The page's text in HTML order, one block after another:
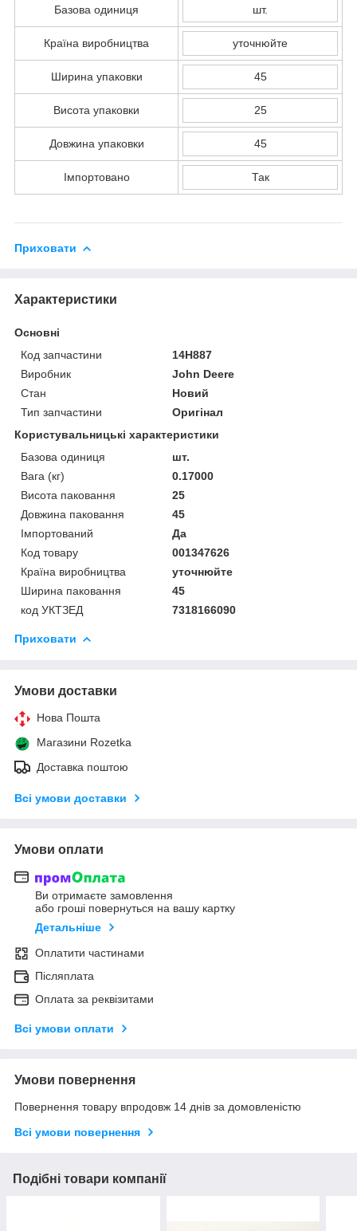
Базова одиниця шт.
Країна виробництва уточнюйте
Ширина упаковки 45
Висота упаковки 25
Довжина упаковки 45
Імпортовано Так
Приховати
Характеристики
Основні
Код запчастини
14H887
Виробник
John Deere
Стан
Новий
Тип запчастини
Оригінал
Користувальницькі характеристики
Базова одиниця
шт.
Вага (кг)
0.17000
Висота паковання
25
Довжина паковання
45
Імпортований
Да
Код товару
001347626
Країна виробництва
уточнюйте
Ширина паковання
45
код УКТЗЕД
7318166090
Приховати
Умови доставки
Нова Пошта
Магазини Rozetka
Доставка поштою
Всі умови доставки
Умови оплати
Ви отримаєте замовлення
або гроші повернуться на вашу картку
Детальніше
Оплатити частинами
Післяплата
Оплата за реквізитами
Всі умови оплати
Умови повернення
Повернення товару впродовж 14 днів за домовленістю
Всі умови повернення
Подібні товари компанії